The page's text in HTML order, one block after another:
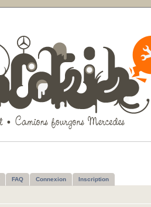
FAQ Connexion Inscription